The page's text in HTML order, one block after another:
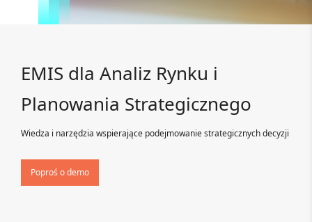
EMIS dla Analiz Rynku i
Planowania Strategicznego
Wiedza i narzędzia wspierające podejmowanie strategicznych decyzji
Poproś o demo